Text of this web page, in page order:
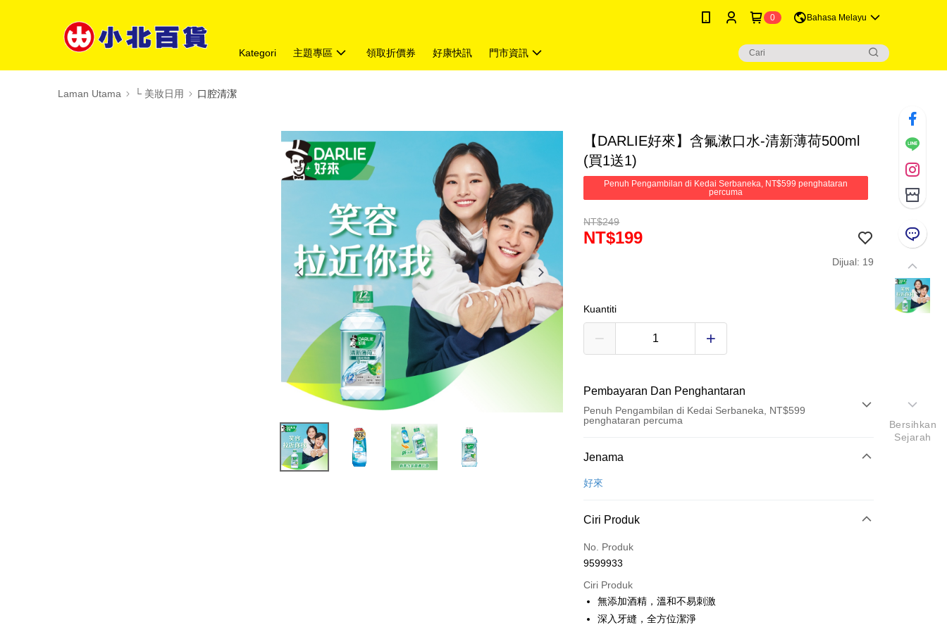
0 Bahasa Melayu
Kategori 主題專區 領取折價券 好康快訊 門市資訊
Laman Utama └ 美妝日用 口腔清潔
【DARLIE好來】含氟漱口水-清新薄荷500ml
(買1送1)
Penuh Pengambilan di Kedai Serbaneka, NT$599 penghataran
percuma
NT$249
NT$199
Dijual: 19
Kuantiti
Pembayaran Dan Penghantaran
Penuh Pengambilan di Kedai Serbaneka, NT$599
penghataran percuma
Kaedah Pembayaran
Kad Kredit (Bayaran Penuh)
Apple Pay
JKOPAY
Easy Wallet
Jenama
好來
Ciri Produk
No. Produk
9599933
Ciri Produk
無添加酒精，溫和不易刺激
深入牙縫，全方位潔淨
Bersihkan
Sejarah